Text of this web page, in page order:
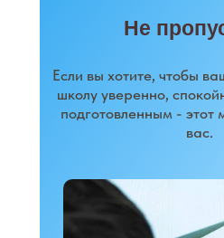
Если вы хотите, чтобы
школу уверенно,
подготовленным - этот
вас.
Не